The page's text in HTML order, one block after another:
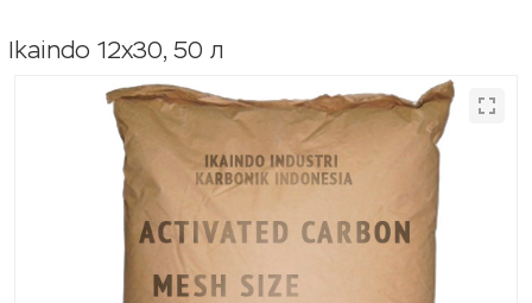
Ikaindo 12x30, 50 л